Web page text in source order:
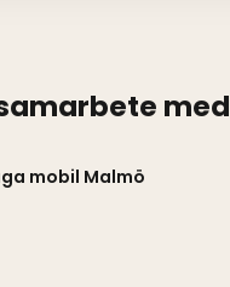
med
mobil Malmö